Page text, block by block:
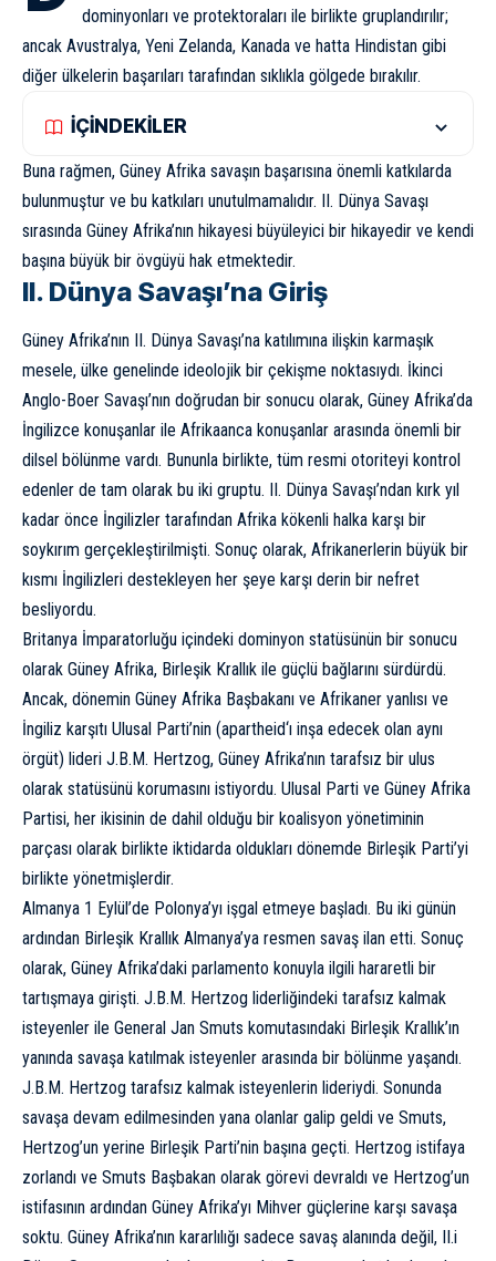
dominyonları ve protektoraları ile birlikte gruplandırılır;
ancak Avustralya, Yeni Zelanda, Kanada ve hatta Hindistan gibi
diğer ülkelerin başarıları tarafından sıklıkla gölgede bırakılır.
İÇİNDEKİLER
Buna rağmen, Güney Afrika savaşın başarısına önemli katkılarda
bulunmuştur ve bu katkıları unutulmamalıdır. II. Dünya Savaşı
sırasında Güney Afrika’nın hikayesi büyüleyici bir hikayedir ve kendi
başına büyük bir övgüyü hak etmektedir.
II. Dünya Savaşı’na Giriş
Güney Afrika’nın II. Dünya Savaşı’na katılımına ilişkin karmaşık
mesele, ülke genelinde ideolojik bir çekişme noktasıydı. İkinci
Anglo-Boer Savaşı’nın doğrudan bir sonucu olarak, Güney Afrika’da
İngilizce konuşanlar ile Afrikaanca konuşanlar arasında önemli bir
dilsel bölünme vardı. Bununla birlikte, tüm resmi otoriteyi kontrol
edenler de tam olarak bu iki gruptu. II. Dünya Savaşı’ndan kırk yıl
kadar önce İngilizler tarafından Afrika kökenli halka karşı bir
soykırım gerçekleştirilmişti. Sonuç olarak, Afrikanerlerin büyük bir
kısmı İngilizleri destekleyen her şeye karşı derin bir nefret
besliyordu.
Britanya İmparatorluğu içindeki dominyon statüsünün bir sonucu
olarak Güney Afrika, Birleşik Krallık ile güçlü bağlarını sürdürdü.
Ancak, dönemin Güney Afrika Başbakanı ve Afrikaner yanlısı ve
İngiliz karşıtı Ulusal Parti’nin (apartheid‘ı inşa edecek olan aynı
örgüt) lideri J.B.M. Hertzog, Güney Afrika’nın tarafsız bir ulus
olarak statüsünü korumasını istiyordu. Ulusal Parti ve Güney Afrika
Partisi, her ikisinin de dahil olduğu bir koalisyon yönetiminin
parçası olarak birlikte iktidarda oldukları dönemde Birleşik Parti’yi
birlikte yönetmişlerdir.
Almanya 1 Eylül’de Polonya’yı işgal etmeye başladı. Bu iki günün
ardından Birleşik Krallık Almanya’ya resmen savaş ilan etti. Sonuç
olarak, Güney Afrika’daki parlamento konuyla ilgili hararetli bir
tartışmaya girişti. J.B.M. Hertzog liderliğindeki tarafsız kalmak
isteyenler ile General Jan Smuts komutasındaki Birleşik Krallık’ın
yanında savaşa katılmak isteyenler arasında bir bölünme yaşandı.
J.B.M. Hertzog tarafsız kalmak isteyenlerin lideriydi. Sonunda
savaşa devam edilmesinden yana olanlar galip geldi ve Smuts,
Hertzog’un yerine Birleşik Parti’nin başına geçti. Hertzog istifaya
zorlandı ve Smuts Başbakan olarak görevi devraldı ve Hertzog’un
istifasının ardından Güney Afrika’yı Mihver güçlerine karşı savaşa
soktu. Güney Afrika’nın kararlılığı sadece savaş alanında değil, II.i